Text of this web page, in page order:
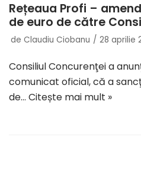
Rețeaua Profi –
de euro de către
de Claudiu Ciobanu 28 aprilie
Consiliul Concurenţei a
comunicat oficial, că a
de… Citește mai mult »